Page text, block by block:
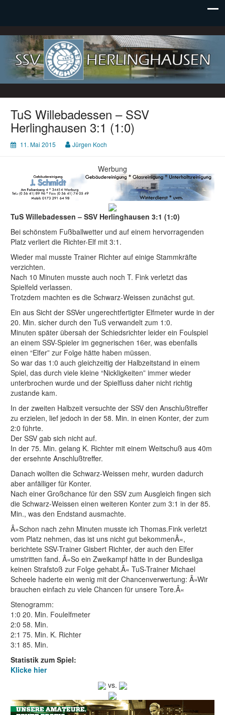
SSV Herlinghausen e. V.
TuS Willebadessen – SSV
Herlinghausen 3:1 (1:0)
11. Mai 2015 Jürgen Koch
Werbung
TuS Willebadessen – SSV Herlinghausen 3:1 (1:0)
Bei schönstem Fußballwetter und auf einem hervorragenden
Platz verliert die Richter-Elf mit 3:1.
Wieder mal musste Trainer Richter auf einige Stammkräfte
verzichten.
Nach 10 Minuten musste auch noch T. Fink verletzt das
Spielfeld verlassen.
Trotzdem machten es die Schwarz-Weissen zunächst gut.
Ein aus Sicht der SSVer ungerechtfertigter Elfmeter wurde in der
20. Min. sicher durch den TuS verwandelt zum 1:0.
Minuten später übersah der Schiedsrichter leider ein Foulspiel
an einem SSV-Spieler im gegnerischen 16er, was ebenfalls
einen “Elfer” zur Folge hätte haben müssen.
So war das 1:0 auch gleichzeitig der Halbzeitstand in einem
Spiel, das durch viele kleine “Nickligkeiten” immer wieder
unterbrochen wurde und der Spielfluss daher nicht richtig
zustande kam.
In der zweiten Halbzeit versuchte der SSV den Anschlußtreffer
zu erzielen, lief jedoch in der 58. Min. in einen Konter, der zum
2:0 führte.
Der SSV gab sich nicht auf.
In der 75. Min. gelang K. Richter mit einem Weitschuß aus 40m
der ersehnte Anschlußtreffer.
Danach wollten die Schwarz-Weissen mehr, wurden dadurch
aber anfälliger für Konter.
Nach einer Großchance für den SSV zum Ausgleich fingen sich
die Schwarz-Weissen einen weiteren Konter zum 3:1 in der 85.
Min., was den Endstand ausmachte.
Â»Schon nach zehn Minuten musste ich Thomas.Fink verletzt
vom Platz nehmen, das ist uns nicht gut bekommenÂ«,
berichtete SSV-Trainer Gisbert Richter, der auch den Elfer
umstritten fand. Â»So ein Zweikampf hätte in der Bundesliga
keinen Strafstoß zur Folge gehabt.Â« TuS-Trainer Michael
Scheele haderte ein wenig mit der Chancenverwertung: Â»Wir
brauchen einfach zu viele Chancen für unsere Tore.Â«
Stenogramm:
1:0 20. Min. Foulelfmeter
2:0 58. Min.
2:1 75. Min. K. Richter
3:1 85. Min.
Statistik zum Spiel:
Klicke hier
vs.